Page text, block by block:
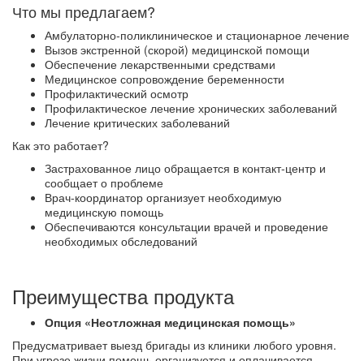
Что мы предлагаем?
Амбулаторно-поликлиническое и стационарное лечение
Вызов экстренной (скорой) медицинской помощи
Обеспечение лекарственными средствами
Медицинское сопровождение беременности
Профилактический осмотр
Профилактическое лечение хронических заболеваний
Лечение критических заболеваний
Как это работает?
Застрахованное лицо обращается в контакт-центр и
сообщает о проблеме
Врач-координатор организует необходимую
медицинскую помощь
Обеспечиваются консультации врачей и проведение
необходимых обследований
Преимущества продукта
Опция «Неотложная медицинская помощь»
Предусматривает выезд бригады из клиники любого уровня.